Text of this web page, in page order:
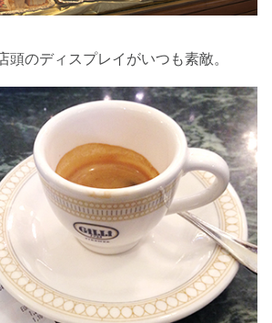
頭のディスプレイがいつも素敵。